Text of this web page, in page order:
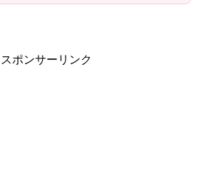
スポンサーリンク